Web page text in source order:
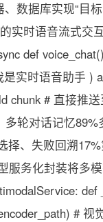
、数据库实现“
实时语音流式交
def
实时语音助手
chunk # 直接推
轮对话记忆
择、失败回溯
服务化封装将多
# 视